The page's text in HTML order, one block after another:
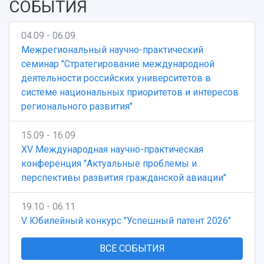
Музеи
Учебный аэродром
Центр истории авиационных двигателей
Ботанический сад
Умный дом бабочек
Международный межвузовский кампус
Сведения об образовательной организации
Официальные документы
Патенты
Публикации и издания
Отчеты о проведенных конференциях
СОБЫТИЯ
04.09 - 06.09
Межрегиональный научно-практический
семинар "Стратегирование международной
деятельности российских университетов в
системе национальных приоритетов и интересов
регионального развития"
15.09 - 16.09
XV Международная научно-практическая
конференция "Актуальные проблемы и
перспективы развития гражданской авиации"
19.10 - 06.11
V Юбилейный конкурс "Успешный патент 2026"
ВСЕ СОБЫТИЯ